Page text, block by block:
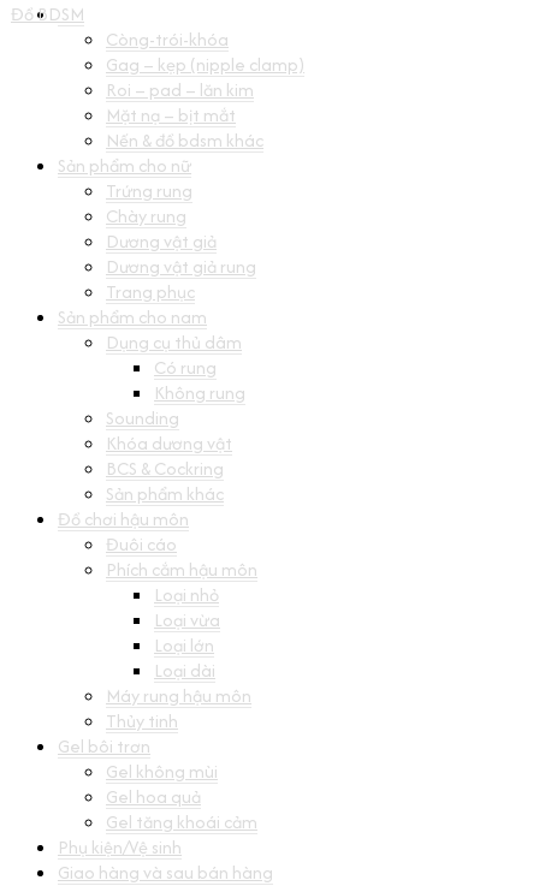
Đồ BDSM
Còng-trói-khóa
Gag – kẹp (nipple clamp)
Roi – pad – lăn kim
Mặt nạ – bịt mắt
Nến & đồ bdsm khác
Sản phẩm cho nữ
Trứng rung
Chày rung
Dương vật giả
Dương vật giả rung
Trang phục
Sản phẩm cho nam
Dụng cụ thủ dâm
Có rung
Không rung
Sounding
Khóa dương vật
BCS & Cockring
Sản phẩm khác
Đồ chơi hậu môn
Đuôi cáo
Phích cắm hậu môn
Loại nhỏ
Loại vừa
Loại lớn
Loại dài
Máy rung hậu môn
Thủy tinh
Gel bôi trơn
Gel không mùi
Gel hoa quả
Gel tăng khoái cảm
Phụ kiện/Vệ sinh
Giao hàng và sau bán hàng